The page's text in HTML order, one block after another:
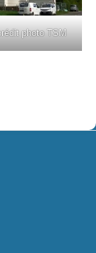
photo TSM